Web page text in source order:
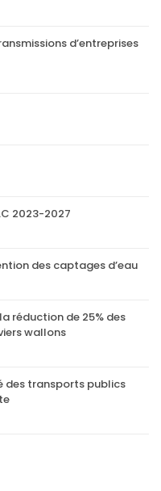
d’entreprises
2023-2027
des captages d’eau
réduction de 25% des
wallons
des transports publics